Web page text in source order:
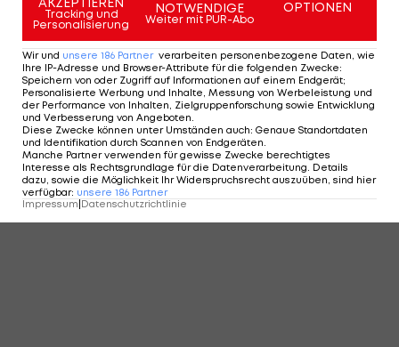
Tracking und
Personalisierung
NOTWENDIGE
Weiter mit PUR-Abo
OPTIONEN
Wir und unsere 186 Partner verarbeiten personenbezogene Daten, wie
Ihre IP-Adresse und Browser-Attribute für die folgenden Zwecke:
Speichern von oder Zugriff auf Informationen auf einem Endgerät;
Personalisierte Werbung und Inhalte, Messung von Werbeleistung und
der Performance von Inhalten, Zielgruppenforschung sowie Entwicklung
und Verbesserung von Angeboten.
Diese Zwecke können unter Umständen auch: Genaue Standortdaten
und Identifikation durch Scannen von Endgeräten.
Manche Partner verwenden für gewisse Zwecke berechtigtes
Interesse als Rechtsgrundlage für die Datenverarbeitung. Details
dazu, sowie die Möglichkeit Ihr Widerspruchsrecht auszuüben, sind hier
verfügbar: unsere 186 Partner
Impressum Datenschutzrichtlinie